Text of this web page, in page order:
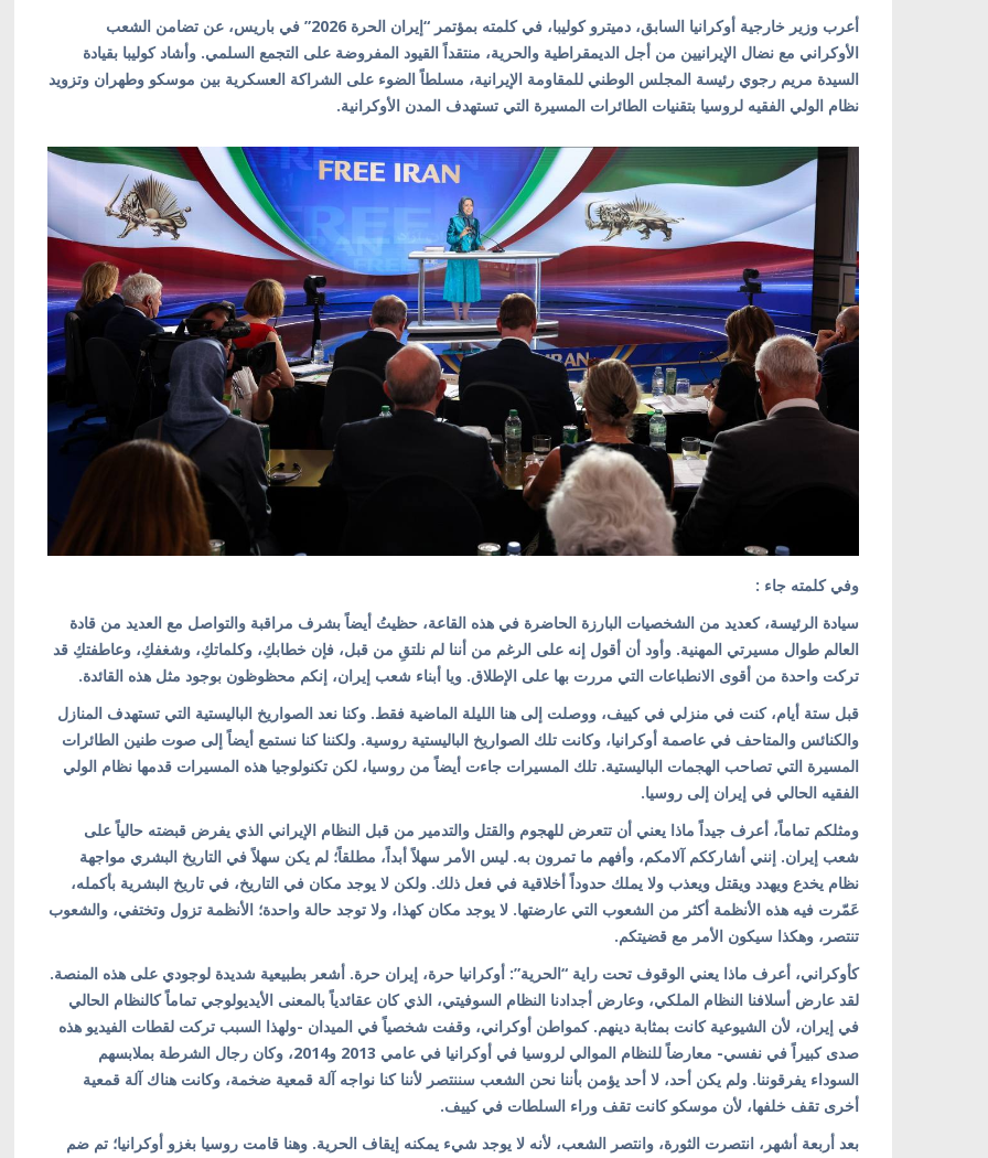
أعرب وزير خارجية أوكرانيا السابق، دميترو كوليبا، في كلمته بمؤتمر “إيران الحرة 2026” في باريس، عن تضامن الشعب
الأوكراني مع نضال الإيرانيين من أجل الديمقراطية والحرية، منتقداً القيود المفروضة على التجمع السلمي. وأشاد كوليبا بقيادة
السيدة مريم رجوي رئيسة المجلس الوطني للمقاومة الإيرانية، مسلطاً الضوء على الشراكة العسكرية بين موسكو وطهران وتزويد
نظام الولي الفقيه لروسيا بتقنيات الطائرات المسيرة التي تستهدف المدن الأوكرانية.
وفي كلمته جاء :
سيادة الرئيسة، كعديد من الشخصيات البارزة الحاضرة في هذه القاعة، حظيتُ أيضاً بشرف مراقبة والتواصل مع العديد من قادة
العالم طوال مسيرتي المهنية. وأود أن أقول إنه على الرغم من أننا لم نلتقِ من قبل، فإن خطابكِ، وكلماتكِ، وشغفكِ، وعاطفتكِ قد
تركت واحدة من أقوى الانطباعات التي مررت بها على الإطلاق. ويا أبناء شعب إيران، إنكم محظوظون بوجود مثل هذه القائدة.
قبل ستة أيام، كنت في منزلي في كييف، ووصلت إلى هنا الليلة الماضية فقط. وكنا نعد الصواريخ الباليستية التي تستهدف المنازل
والكنائس والمتاحف في عاصمة أوكرانيا، وكانت تلك الصواريخ الباليستية روسية. ولكننا كنا نستمع أيضاً إلى صوت طنين الطائرات
المسيرة التي تصاحب الهجمات الباليستية. تلك المسيرات جاءت أيضاً من روسيا، لكن تكنولوجيا هذه المسيرات قدمها نظام الولي
الفقيه الحالي في إيران إلى روسيا.
ومثلكم تماماً، أعرف جيداً ماذا يعني أن تتعرض للهجوم والقتل والتدمير من قبل النظام الإيراني الذي يفرض قبضته حالياً على
شعب إيران. إنني أشارككم آلامكم، وأفهم ما تمرون به. ليس الأمر سهلاً أبداً، مطلقاً؛ لم يكن سهلاً في التاريخ البشري مواجهة
نظام يخدع ويهدد ويقتل ويعذب ولا يملك حدوداً أخلاقية في فعل ذلك. ولكن لا يوجد مكان في التاريخ، في تاريخ البشرية بأكمله،
عَمّرت فيه هذه الأنظمة أكثر من الشعوب التي عارضتها. لا يوجد مكان كهذا، ولا توجد حالة واحدة؛ الأنظمة تزول وتختفي، والشعوب
تنتصر، وهكذا سيكون الأمر مع قضيتكم.
كأوكراني، أعرف ماذا يعني الوقوف تحت راية “الحرية”: أوكرانيا حرة، إيران حرة. أشعر بطبيعية شديدة لوجودي على هذه المنصة.
لقد عارض أسلافنا النظام الملكي، وعارض أجدادنا النظام السوفيتي، الذي كان عقائدياً بالمعنى الأيديولوجي تماماً كالنظام الحالي
في إيران، لأن الشيوعية كانت بمثابة دينهم. كمواطن أوكراني، وقفت شخصياً في الميدان -ولهذا السبب تركت لقطات الفيديو هذه
صدى كبيراً في نفسي- معارضاً للنظام الموالي لروسيا في أوكرانيا في عامي 2013 و2014، وكان رجال الشرطة بملابسهم
السوداء يفرقوننا. ولم يكن أحد، لا أحد يؤمن بأننا نحن الشعب سننتصر لأننا كنا نواجه آلة قمعية ضخمة، وكانت هناك آلة قمعية
أخرى تقف خلفها، لأن موسكو كانت تقف وراء السلطات في كييف.
بعد أربعة أشهر، انتصرت الثورة، وانتصر الشعب، لأنه لا يوجد شيء يمكنه إيقاف الحرية. وهنا قامت روسيا بغزو أوكرانيا؛ تم ضم